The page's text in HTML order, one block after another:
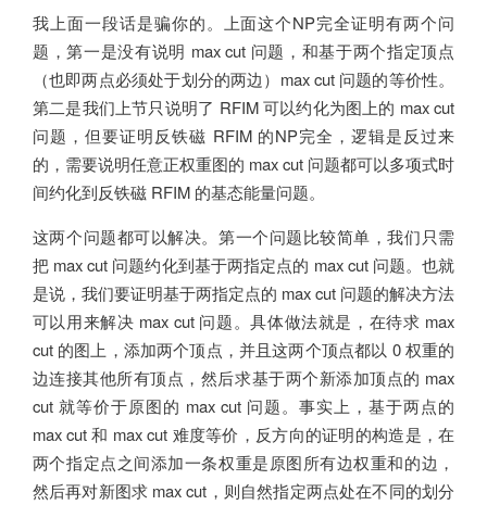
我上面一段话是骗你的。上面这个NP完全证明有两个问
题，第一是没有说明 max cut 问题，和基于两个指定顶点
（也即两点必须处于划分的两边）max cut 问题的等价性。
第二是我们上节只说明了 RFIM 可以约化为图上的 max cut
问题，但要证明反铁磁 RFIM 的NP完全，逻辑是反过来
的，需要说明任意正权重图的 max cut 问题都可以多项式时
间约化到反铁磁 RFIM 的基态能量问题。
这两个问题都可以解决。第一个问题比较简单，我们只需
把 max cut 问题约化到基于两指定点的 max cut 问题。也就
是说，我们要证明基于两指定点的 max cut 问题的解决方法
可以用来解决 max cut 问题。具体做法就是，在待求 max
cut 的图上，添加两个顶点，并且这两个顶点都以 0 权重的
边连接其他所有顶点，然后求基于两个新添加顶点的 max
cut 就等价于原图的 max cut 问题。事实上，基于两点的
max cut 和 max cut 难度等价，反方向的证明的构造是，在
两个指定点之间添加一条权重是原图所有边权重和的边，
然后再对新图求 max cut，则自然指定两点处在不同的划分